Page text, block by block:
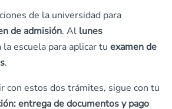
de la universidad para
de admisión. Al lunes
la escuela para aplicar tu examen de
.
con estos dos trámites, sigue con tu
entrega de documentos y pago